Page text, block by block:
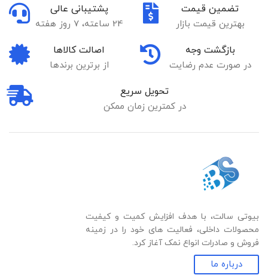
تضمین قیمت
بهترین قیمت بازار
پشتیبانی عالی
24 ساعته، 7 روز هفته
بازگشت وجه
در صورت عدم رضایت
اصالت کالاها
از برترین برندها
تحویل سریع
در کمترین زمان ممکن
بیوتی سالت، با هدف افزایش کمیت و کیفیت
محصولات داخلی، فعالیت های خود را در زمینه
فروش و صادرات انواع نمک آغاز کرد.
درباره ما